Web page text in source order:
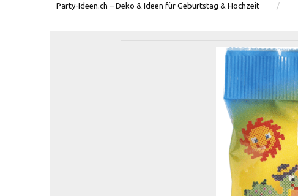
Party-Ideen.ch – Deko & Ideen für Geburtstag & Hochzeit